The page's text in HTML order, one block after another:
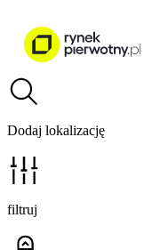
Dodaj lokalizację
filtruj